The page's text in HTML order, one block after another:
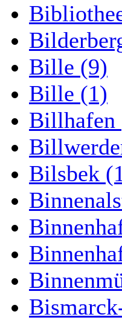
Bille (9)
Bille (1)
Billhafen
Bilsbek